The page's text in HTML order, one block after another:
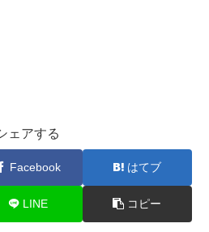
ェアする
Facebook はてブ
LINE コピー